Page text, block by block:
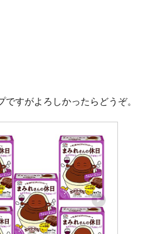
すがよろしかったらどうぞ。